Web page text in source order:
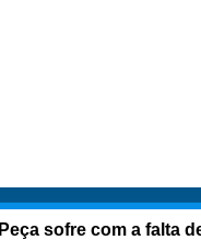
Peça sofre com a falta